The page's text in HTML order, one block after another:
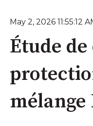
May 2, 2026 11:55:12
Étude
mélange